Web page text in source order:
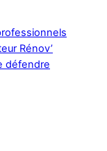
Rénov’
défendre